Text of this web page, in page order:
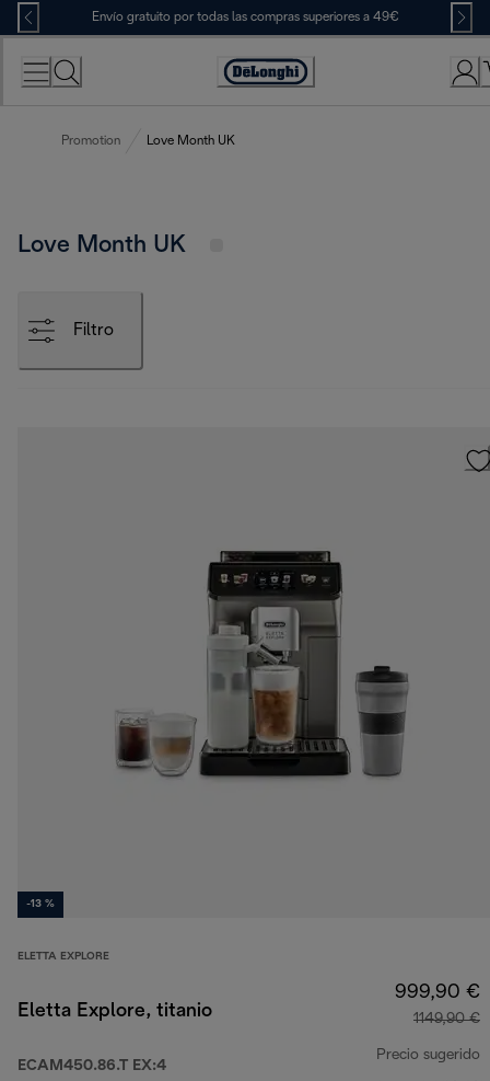
Skip
to
Content
Envío gratuito por todas las compras superiores a 49€
Accessibility
Promotion Love Month UK
Love Month UK
Filtro
-13 %
ELETTA EXPLORE
Eletta Explore, titanio
ECAM450.86.T EX:4
999,90 €
1149,90 €
Precio sugerido